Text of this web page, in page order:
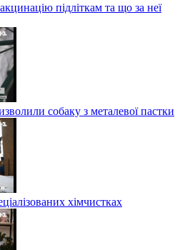
підліткам та що за неї
собаку з металевої пастки
хімчистках